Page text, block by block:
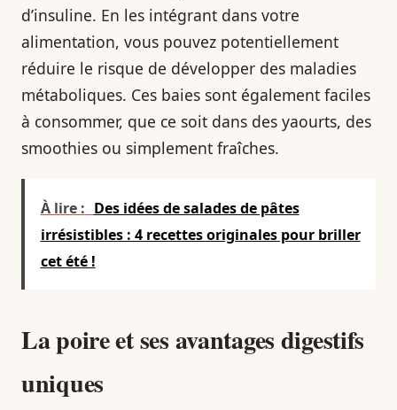
d’insuline. En les intégrant dans votre
alimentation, vous pouvez potentiellement
réduire le risque de développer des maladies
métaboliques. Ces baies sont également faciles
à consommer, que ce soit dans des yaourts, des
smoothies ou simplement fraîches.
À lire : Des idées de salades de pâtes
irrésistibles : 4 recettes originales pour briller
cet été !
La poire et ses avantages digestifs
uniques